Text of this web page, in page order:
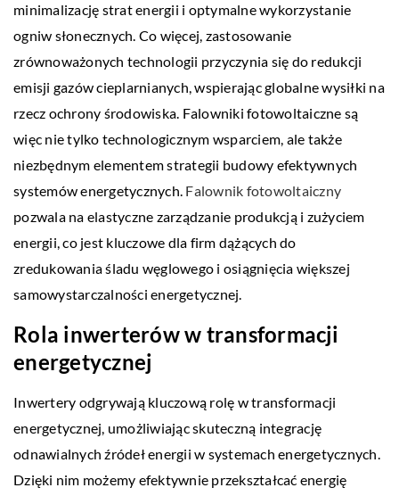
minimalizację strat energii i optymalne wykorzystanie
ogniw słonecznych. Co więcej, zastosowanie
zrównoważonych technologii przyczynia się do redukcji
emisji gazów cieplarnianych, wspierając globalne wysiłki na
rzecz ochrony środowiska. Falowniki fotowoltaiczne są
więc nie tylko technologicznym wsparciem, ale także
niezbędnym elementem strategii budowy efektywnych
systemów energetycznych. Falownik fotowoltaiczny
pozwala na elastyczne zarządzanie produkcją i zużyciem
energii, co jest kluczowe dla firm dążących do
zredukowania śladu węglowego i osiągnięcia większej
samowystarczalności energetycznej.
Rola inwerterów w transformacji
energetycznej
Inwertery odgrywają kluczową rolę w transformacji
energetycznej, umożliwiając skuteczną integrację
odnawialnych źródeł energii w systemach energetycznych.
Dzięki nim możemy efektywnie przekształcać energię